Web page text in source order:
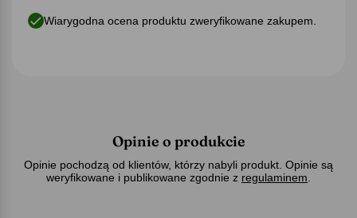
Wiarygodna ocena produktu zweryfikowane zakupem.
Opinie o produkcie
Opinie pochodzą od klientów, którzy nabyli produkt. Opinie są
weryfikowane i publikowane zgodnie z regulaminem